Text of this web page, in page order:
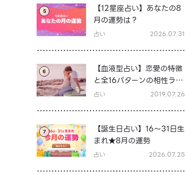
5
【12星座占い】あなたの8
月の運勢は？
占い 2026.07.31
6
【血液型占い】恋愛の特徴
と全16パターンの相性ラン
キング＆シーン別の恋テク
占い 2019.07.26
7
【誕生日占い】16～31日生
まれ★8月の運勢
占い 2026.07.25